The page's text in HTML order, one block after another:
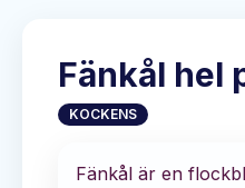
Fänkål hel
KOCKENS
Fänkål är en